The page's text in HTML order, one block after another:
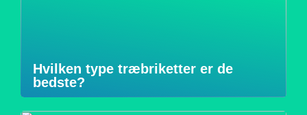
Hvilken type træbriketter er de
bedste?